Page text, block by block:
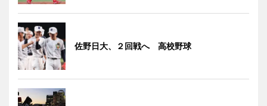
佐野日大、２回戦へ 高校野球